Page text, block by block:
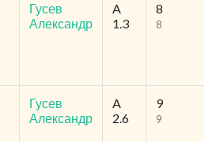
Гусев
Александр
A
1.3
8
8
Гусев
Александр
A
2.6
9
9